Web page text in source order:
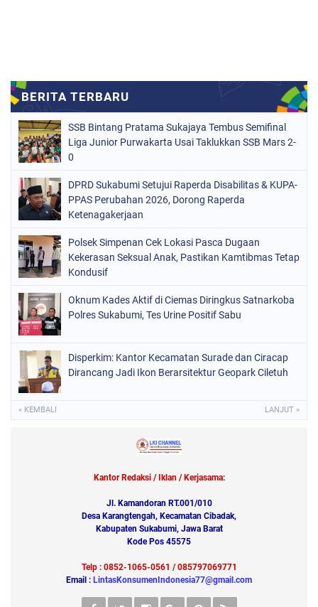
SSB Bintang Pratama Sukajaya Tembus Semifinal
Liga Junior Purwakarta Usai Taklukkan SSB Mars 2-
0
DPRD Sukabumi Setujui Raperda Disabilitas & KUPA-
PPAS Perubahan 2026, Dorong Raperda
Ketenagakerjaan
Polsek Simpenan Cek Lokasi Pasca Dugaan
Kekerasan Seksual Anak, Pastikan Kamtibmas Tetap
Kondusif
Oknum Kades Aktif di Ciemas Diringkus Satnarkoba
Polres Sukabumi, Tes Urine Positif Sabu
Disperkim: Kantor Kecamatan Surade dan Ciracap
Dirancang Jadi Ikon Berarsitektur Geopark Ciletuh
« KEMBALI LANJUT »
Kantor Redaksi / Iklan / Kerjasama:
Jl. Kamandoran RT.001/010
Desa Karangtengah, Kecamatan Cibadak,
Kabupaten Sukabumi, Jawa Barat
Kode Pos 45575
Telp : 0852-1065-0561 / 085797069771
Email : LintasKonsumenIndonesia77@gmail.com